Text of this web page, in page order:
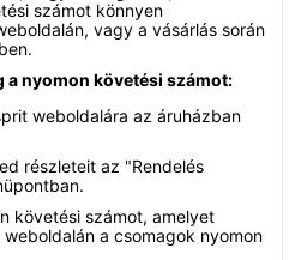
számot könnyen
vagy a vásárlás során
a nyomon követési számot:
weboldalára az áruházban
részleteit az "Rendelés
követési számot, amelyet
a csomagok nyomon